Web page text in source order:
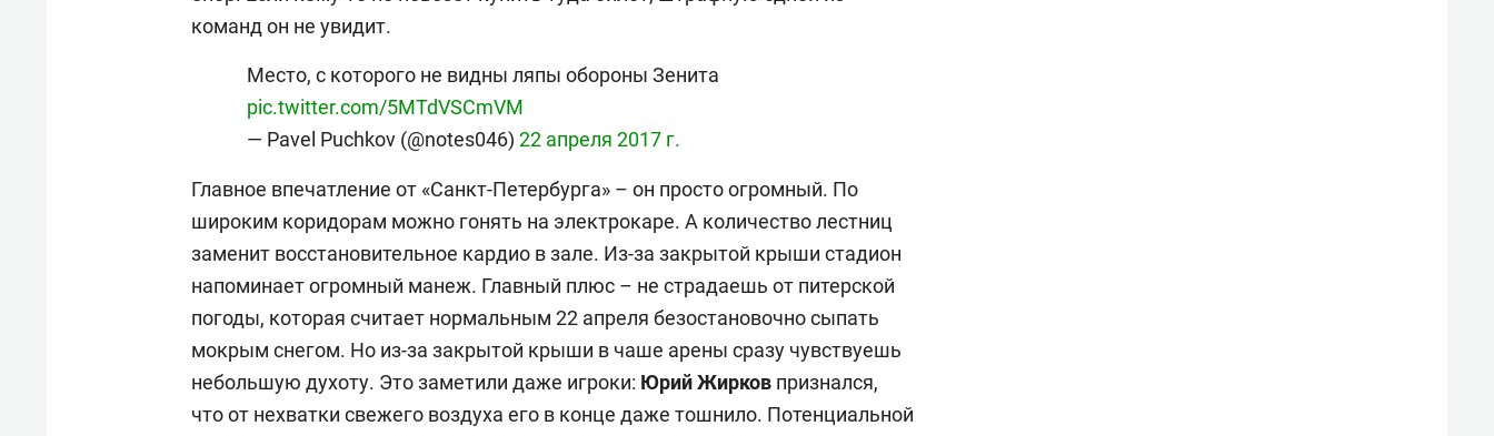
команд он не увидит.
Место, с которого не видны ляпы обороны Зенита
pic.twitter.com/5MTdVSCmVM
— Pavel Puchkov (@notes046) 22 апреля 2017 г.
Главное впечатление от «Санкт-Петербурга» – он просто огромный. По
широким коридорам можно гонять на электрокаре. А количество лестниц
заменит восстановительное кардио в зале. Из-за закрытой крыши стадион
напоминает огромный манеж. Главный плюс – не страдаешь от питерской
погоды, которая считает нормальным 22 апреля безостановочно сыпать
мокрым снегом. Но из-за закрытой крыши в чаше арены сразу чувствуешь
небольшую духоту. Это заметили даже игроки: ЮрийЖирков признался,
что от нехватки свежего воздуха его в конце даже тошнило. Потенциальной